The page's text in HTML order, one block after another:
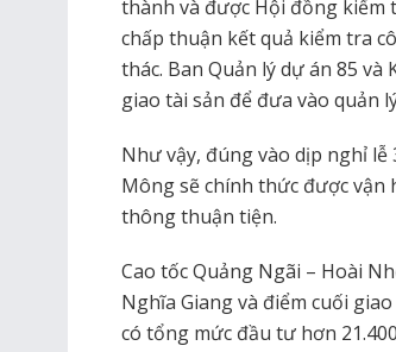
thành và được Hội đồng
chấp thuận kết quả kiểm tra
thác. Ban Quản lý dự án 85
giao tài sản để đưa vào quản
Như vậy, đúng vào dịp nghỉ
Mông sẽ chính thức được
thông thuận tiện.
Cao tốc Quảng Ngãi – Hoài
Nghĩa Giang và điểm cuối
có tổng mức đầu tư hơn